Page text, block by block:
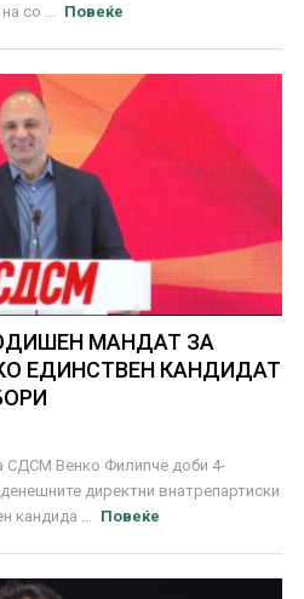
со ...
Повеќе
МАНДАТ ЗА
ЕДИНСТВЕН КАНДИДАТ
СДСМ Венко Филипче доби 4-
директни внатрепартиски
кандида ...
Повеќе